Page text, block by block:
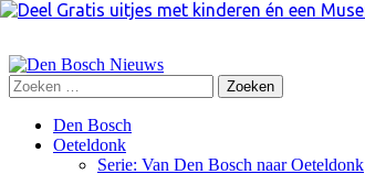
Zoeken
naar:
Skip
Den Bosch
Oeteldonk
Serie: Van Den Bosch naar Oeteldonk